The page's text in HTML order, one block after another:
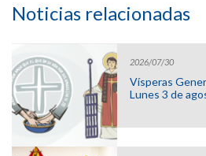
Noticias relacionadas
2026/07/30
Vísperas
Lunes 3 de